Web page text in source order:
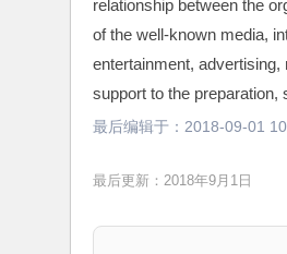
relationship between the
of the well-known media,
entertainment,
support to the preparation,
最后编辑于： 2018-09-01
最后更新：2018年9月1日